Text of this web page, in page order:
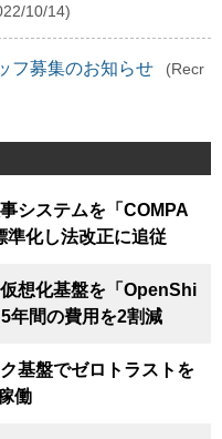
10/14)
フ募集のお知らせ
(Recr
システムを「COMPA
準化し法改正に追従
想化基盤を「OpenShi
年間の費用を2割減
基盤でゼロトラストを
働